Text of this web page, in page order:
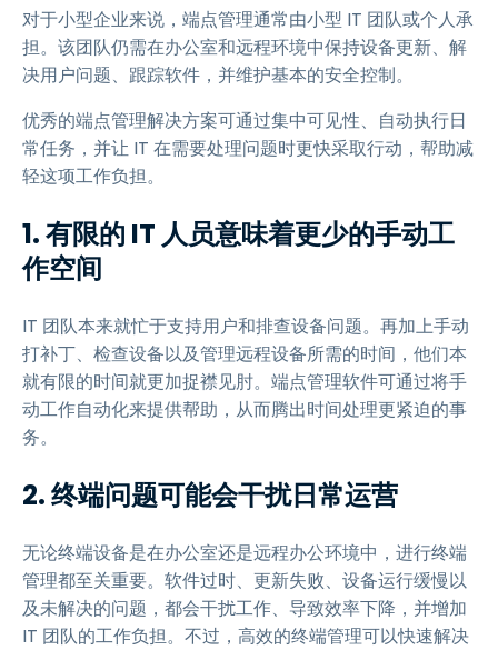
对于小型企业来说，端点管理通常由小型 IT 团队或个人承
担。该团队仍需在办公室和远程环境中保持设备更新、解
决用户问题、跟踪软件，并维护基本的安全控制。
优秀的端点管理解决方案可通过集中可见性、自动执行日
常任务，并让 IT 在需要处理问题时更快采取行动，帮助减
轻这项工作负担。
1. 有限的 IT 人员意味着更少的手动工
作空间
IT 团队本来就忙于支持用户和排查设备问题。再加上手动
打补丁、检查设备以及管理远程设备所需的时间，他们本
就有限的时间就更加捉襟见肘。端点管理软件可通过将手
动工作自动化来提供帮助，从而腾出时间处理更紧迫的事
务。
2. 终端问题可能会干扰日常运营
无论终端设备是在办公室还是远程办公环境中，进行终端
管理都至关重要。软件过时、更新失败、设备运行缓慢以
及未解决的问题，都会干扰工作、导致效率下降，并增加
IT 团队的工作负担。不过，高效的终端管理可以快速解决